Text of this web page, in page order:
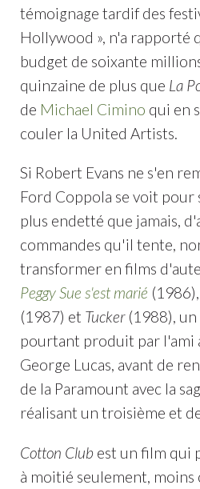
témoignage tardif des
Hollywood », n'a rapporté
budget de soixante
quinzaine de plus que La
de Michael Cimino qui en
couler la United Artists.
Si Robert Evans ne s'en
Ford Coppola se voit
plus endetté que jamais,
commandes qu'il tente,
transformer en films
Peggy Sue s'est marié (1986),
(1987) et Tucker(1988),
pourtant produit par l'ami
George Lucas, avant de
de la Paramount avec la
réalisant un troisième et
Cotton Clubest un film qui
à moitié seulement, moins